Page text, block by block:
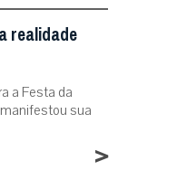
realidade
a Festa da
sua
>